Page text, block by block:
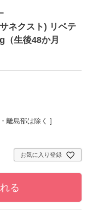
ネクスト) リベテ
生後48か月
離島部は除く
お気に入り登録
る